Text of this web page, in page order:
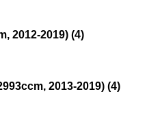
2012-2019) (4)
2013-2019) (4)